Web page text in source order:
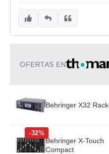
OFERTAS EN
Behringer X32 Rack
-32%
Behringer X-Touch
Compact